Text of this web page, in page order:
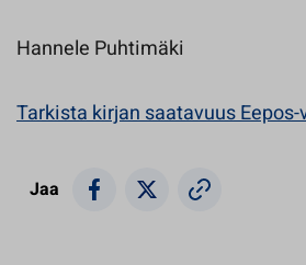
Hannele Puhtimäki
Tarkista kirjan saatavuus
Jaa